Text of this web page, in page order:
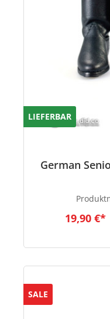
LIEFERBAR
German
19,90 €*
SALE